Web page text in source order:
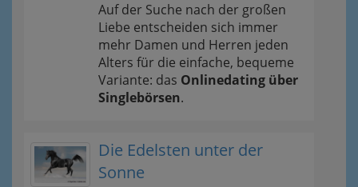
Auf der Suche nach der großen
Liebe entscheiden sich immer
mehr Damen und Herren jeden
Alters für die einfache, bequeme
Variante: das Onlinedating über
Singlebörsen.
Die Edelsten unter der
Sonne